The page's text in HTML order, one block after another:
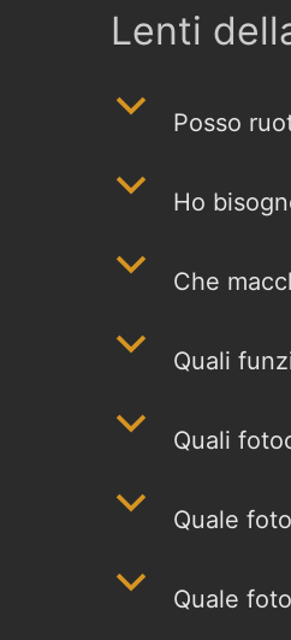
Lenti
b Posso
b Ho
b Che
b Quali
b Quali
b Quale
b Quale